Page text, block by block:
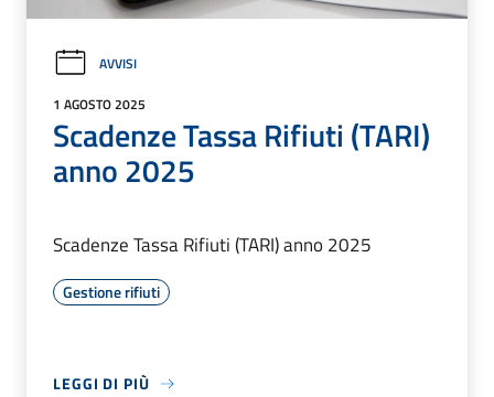
AVVISI
1 AGOSTO 2025
Scadenze Tassa Rifiuti (TARI)
anno 2025
Scadenze Tassa Rifiuti (TARI) anno 2025
Gestione rifiuti
LEGGI DI PIÙ